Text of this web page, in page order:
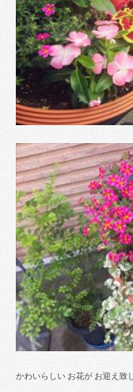
かわいらしい お花が お迎え致